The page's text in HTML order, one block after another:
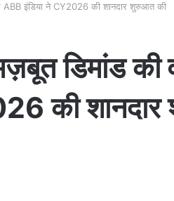
ABB इंडिया ने CY2026 की शानदार शुरुआत की
मज़बूत डिमांड
की